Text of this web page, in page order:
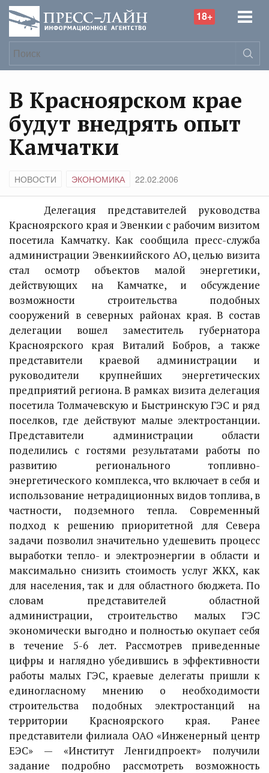
18+
В Красноярском крае
будут внедрять опыт
Камчатки
НОВОСТИ ЭКОНОМИКА 22.02.2006
Делегация представителей руководства
Красноярского края и Эвенкии с рабочим визитом
посетила Камчатку. Как сообщила пресс-служба
администрации Эвенкиийского АО, целью визита
стал осмотр объектов малой энергетики,
действующих на Камчатке, и обсуждение
возможности строительства подобных
сооружений в северных районах края. В состав
делегации вошел заместитель губернатора
Красноярского края Виталий Бобров, а также
представители краевой администрации и
руководители крупнейших энергетических
предприятий региона. В рамках визита делегация
посетила Толмачевскую и Быстринскую ГЭС и ряд
поселков, где действуют малые электростанции.
Представители администрации области
поделились с гостями результатами работы по
развитию регионального топливно-
энергетического комплекса, что включает в себя и
использование нетрадиционных видов топлива, в
частности, подземного тепла. Современный
подход к решению приоритетной для Севера
задачи позволил значительно удешевить процесс
выработки тепло- и электроэнергии в области и
максимально снизить стоимость услуг ЖКХ, как
для населения, так и для областного бюджета. По
словам представителей областной
администрации, строительство малых ГЭС
экономически выгодно и полностью окупает себя
в течение 5-6 лет. Рассмотрев приведенные
цифры и наглядно убедившись в эффективности
работы малых ГЭС, краевые делегаты пришли к
единогласному мнению о необходимости
строительства подобных электростанций на
территории Красноярского края. Ранее
представители филиала ОАО «Инженерный центр
ЕЭС» — «Институт Ленгидпроект» получили
задание подробно рассмотреть возможность